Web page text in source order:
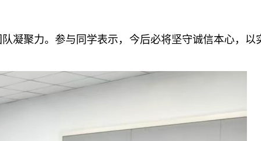
凝聚力。参与同学表示，今后必将坚守诚信本心，以